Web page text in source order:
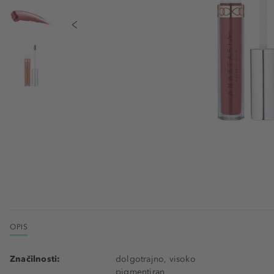
OPIS
Značilnosti:
dolgotrajno, visoko
pigmentiran